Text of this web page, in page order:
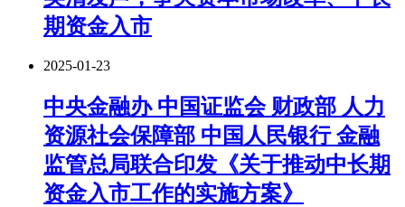
期资金入市
2025-01-23
中央金融办 中国证监会 财政部 人力
资源社会保障部 中国人民银行 金融
监管总局联合印发《关于推动中长期
资金入市工作的实施方案》